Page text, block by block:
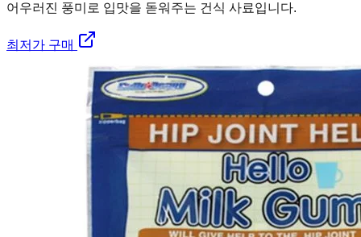
어우러진 풍미로 입맛을 돋워주는 건식 사료입니다.
최저가 구매